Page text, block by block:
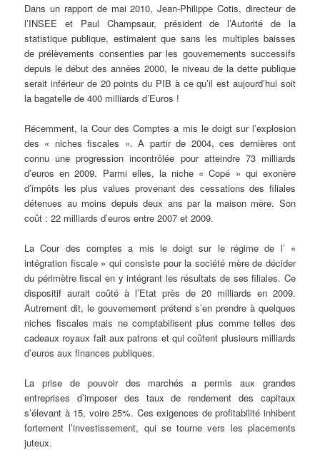
Dans un rapport de mai 2010, Jean-Philippe Cotis, directeur de
l’INSEE et Paul Champsaur, président de l’Autorité de la
statistique publique, estimaient que sans les multiples baisses
de prélèvements consenties par les gouvernements successifs
depuis le début des années 2000, le niveau de la dette publique
serait inférieur de 20 points du PIB à ce qu’il est aujourd’hui soit
la bagatelle de 400 milliards d’Euros !
Récemment, la Cour des Comptes a mis le doigt sur l’explosion
des « niches fiscales ». A partir de 2004, ces dernières ont
connu une progression incontrôlée pour atteindre 73 milliards
d’euros en 2009. Parmi elles, la niche « Copé » qui exonère
d’impôts les plus values provenant des cessations des filiales
détenues au moins depuis deux ans par la maison mère. Son
coût : 22 milliards d’euros entre 2007 et 2009.
La Cour des comptes a mis le doigt sur le régime de l’ «
intégration fiscale » qui consiste pour la société mère de décider
du périmètre fiscal en y intégrant les résultats de ses filiales. Ce
dispositif aurait coûté à l’Etat près de 20 milliards en 2009.
Autrement dit, le gouvernement prétend s’en prendre à quelques
niches fiscales mais ne comptabilisent plus comme telles des
cadeaux royaux fait aux patrons et qui coûtent plusieurs milliards
d’euros aux finances publiques.
La prise de pouvoir des marchés a permis aux grandes
entreprises d’imposer des taux de rendement des capitaux
s’élevant à 15, voire 25%. Ces exigences de profitabilité inhibent
fortement l’investissement, qui se tourne vers les placements
juteux.